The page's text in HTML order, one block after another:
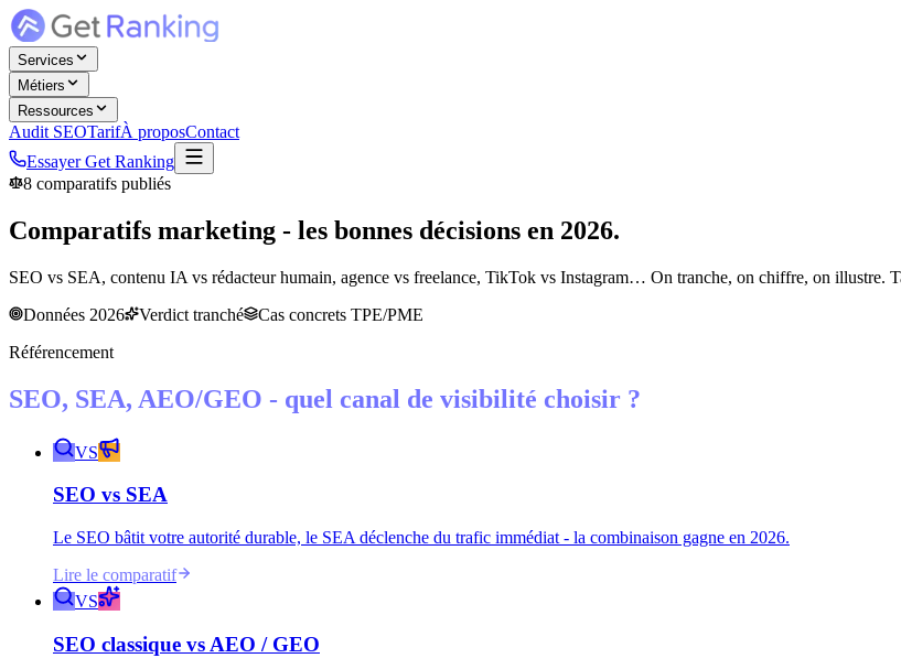
Services
Métiers
Ressources
Audit SEOTarifÀ proposContact
Essayer Get Ranking
8 comparatifs publiés
Comparatifs marketing - les bonnes décisions en 2026.
SEO vs SEA, contenu IA vs rédacteur humain, agence vs freelance, TikTok vs Instagram… On tranche, on chiffre, on illustre.
Données 2026
Verdict tranché
Cas concrets TPE/PME
Référencement
SEO, SEA, AEO/GEO - quel canal de visibilité choisir ?
VS
SEO vs SEA
Le SEO bâtit votre autorité durable, le SEA déclenche du trafic immédiat - la combinaison gagne en 2026.
Lire le comparatif
VS
SEO classique vs AEO / GEO